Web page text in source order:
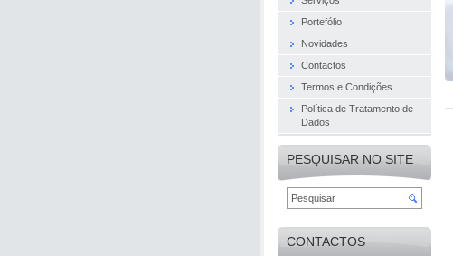
Portefólio
Novidades
Contactos
Termos e Condições
Política de Tratamento de
Dados
PESQUISAR NO SITE
CONTACTOS